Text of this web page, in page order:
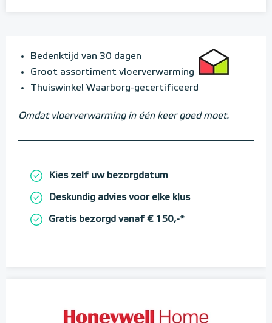
Bedenktijd van 30 dagen
Groot assortiment vloerverwarming
Thuiswinkel Waarborg-gecertificeerd
Omdat vloerverwarming in één keer goed moet.
Kies zelf uw bezorgdatum
Deskundig advies voor elke klus
Gratis bezorgd vanaf € 150,-*